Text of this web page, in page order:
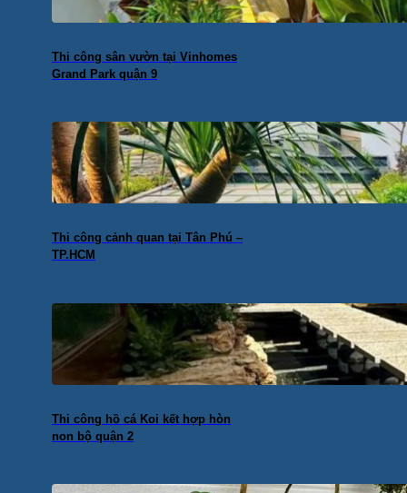
Thi công sân vườn tại Vinhomes
Grand Park quận 9
Thi công cảnh quan tại Tân Phú –
TP.HCM
Thi công hồ cá Koi kết hợp hòn
non bộ quận 2